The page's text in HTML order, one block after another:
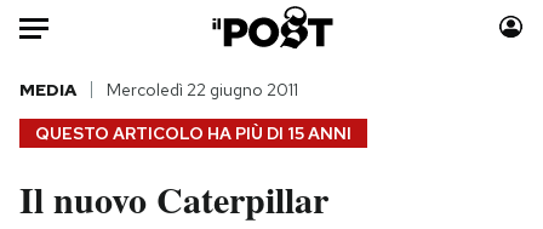
Auto
HOME
Italia
Moda
QUESTO ARTICOLO HA PIÙ DI 15 ANNI
MEDIA Mercoledì 22 giugno 2011
Il nuovo Caterpillar